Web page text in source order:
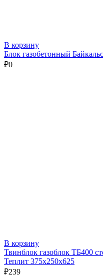
В корзину
Блок газобетонный
₽0
В корзину
Твинблок газоблок ТБ400
Теплит 375х250х625
₽239